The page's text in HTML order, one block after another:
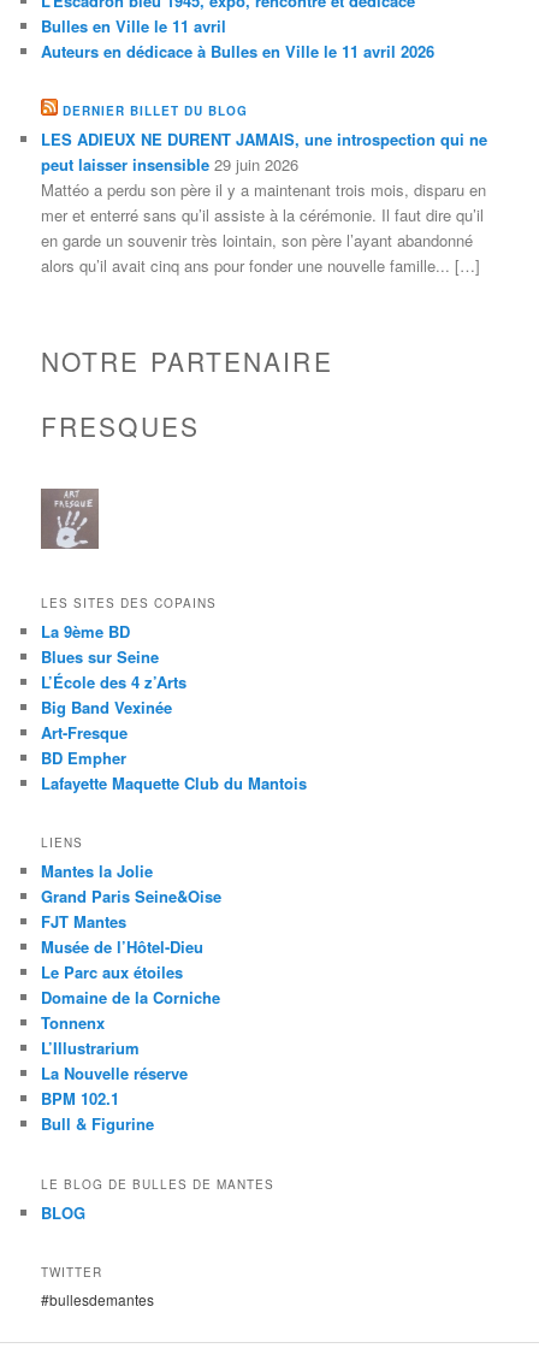
Bulles en Ville le 11 avril
Auteurs en dédicace à Bulles en Ville le 11 avril 2026
DERNIER BILLET DU BLOG
LES ADIEUX NE DURENT JAMAIS, une introspection qui ne
peut laisser insensible 29 juin 2026
Mattéo a perdu son père il y a maintenant trois mois, disparu en
mer et enterré sans qu’il assiste à la cérémonie. Il faut dire qu’il
en garde un souvenir très lointain, son père l’ayant abandonné
alors qu’il avait cinq ans pour fonder une nouvelle famille... […]
NOTRE PARTENAIRE
FRESQUES
LES SITES DES COPAINS
La 9ème BD
Blues sur Seine
L’École des 4 z’Arts
Big Band Vexinée
Art-Fresque
BD Empher
Lafayette Maquette Club du Mantois
LIENS
Mantes la Jolie
Grand Paris Seine&Oise
FJT Mantes
Musée de l’Hôtel-Dieu
Le Parc aux étoiles
Domaine de la Corniche
Tonnenx
L’Illustrarium
La Nouvelle réserve
BPM 102.1
Bull & Figurine
LE BLOG DE BULLES DE MANTES
BLOG
TWITTER
#bullesdemantes